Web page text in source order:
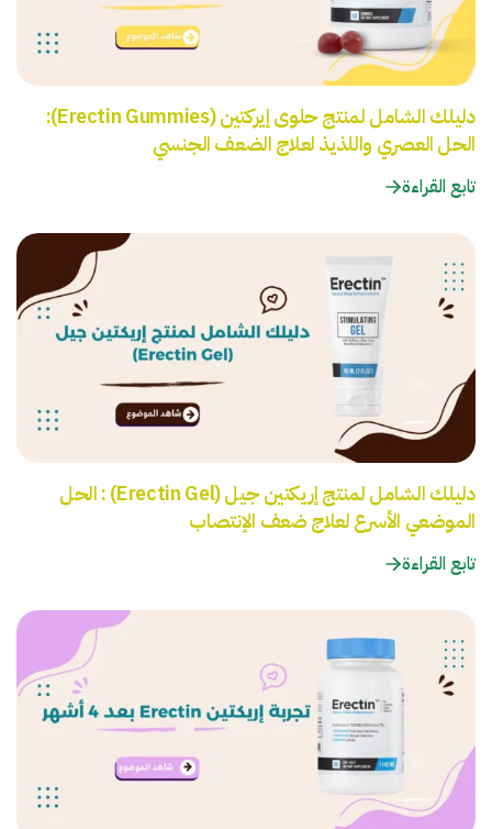
دليلك الشامل لمنتج حلوى إيركتين (Erectin Gummies):
الحل العصري واللذيذ لعلاج الضعف الجنسي
تابع القراءة
دليلك الشامل لمنتج إريكتين جيل (Erectin Gel) : الحل
الموضعي الأسرع لعلاج ضعف الإنتصاب
تابع القراءة